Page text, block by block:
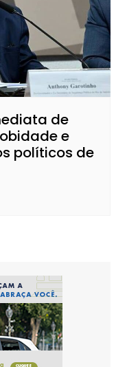
de
e
políticos de